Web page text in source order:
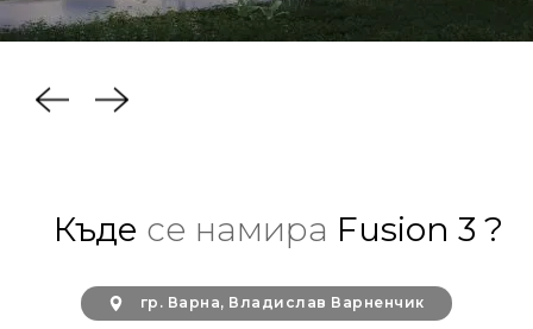
Къде се намира Fusion 3 ?
гр. Варна, Владислав Варненчик